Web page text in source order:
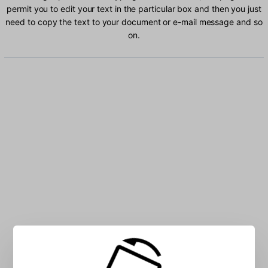
permit you to edit your text in the particular box and then you just
need to copy the text to your document or e-mail message and so
on.
Type Finnish characters into the box: